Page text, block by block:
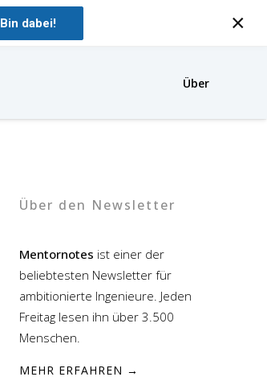
Bin dabei! ×
Über
Über den Newsletter
Mentornotes ist einer der
beliebtesten Newsletter für
ambitionierte Ingenieure. Jeden
Freitag lesen ihn über 3.500
Menschen.
MEHR ERFAHREN →